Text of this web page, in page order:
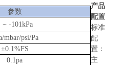
参数
~ -101kPa
mbar/psi/Pa
±0.1%FS
0.1pa
产品
配置
标准
配
置：
主